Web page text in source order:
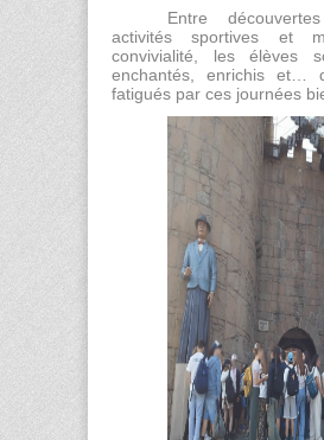
Entre
activités sportives et
convivialité, les élèves
enchantés, enrichis et…
fatigués par ces journées